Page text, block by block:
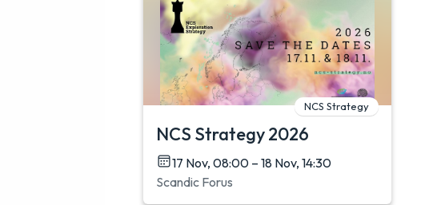
NCS Strategy
NCS Strategy 2026
17 Nov, 08:00 – 18 Nov, 14:30
Scandic Forus